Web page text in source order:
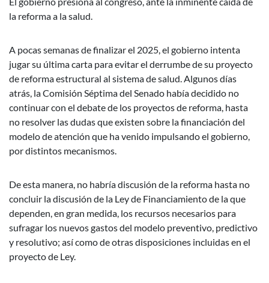
la reforma a la salud.
A pocas semanas de finalizar el 2025, el gobierno intenta
jugar su última carta para evitar el derrumbe de su proyecto
de reforma estructural al sistema de salud. Algunos días
atrás, la Comisión Séptima del Senado había decidido no
continuar con el debate de los proyectos de reforma, hasta
no resolver las dudas que existen sobre la financiación del
modelo de atención que ha venido impulsando el gobierno,
por distintos mecanismos.
De esta manera, no habría discusión de la reforma hasta no
concluir la discusión de la Ley de Financiamiento de la que
dependen, en gran medida, los recursos necesarios para
sufragar los nuevos gastos del modelo preventivo, predictivo
y resolutivo; así como de otras disposiciones incluidas en el
proyecto de Ley.